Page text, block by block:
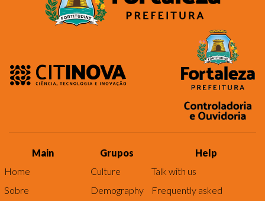
Main
Home
Sobre
Grupos
Culture
Demography
Help
Talk with us
Frequently asked